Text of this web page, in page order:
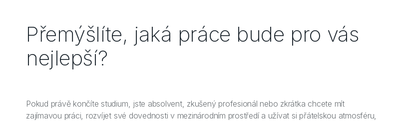
Přemýšlíte, jaká práce bude pro vás
nejlepší?
Pokud právě končíte studium, jste absolvent, zkušený profesionál nebo zkrátka chcete mít
zajímavou práci, rozvíjet své dovednosti v mezinárodním prostředí a užívat si přátelskou atmosféru,